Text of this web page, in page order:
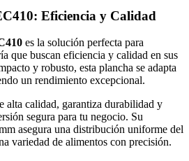
Eficiencia y Calidad
es la solución perfecta para
que buscan eficiencia y calidad en sus
y robusto, esta plancha se adapta
un rendimiento excepcional.
alta calidad, garantiza durabilidad y
segura para tu negocio. Su
asegura una distribución uniforme del
variedad de alimentos con precisión.